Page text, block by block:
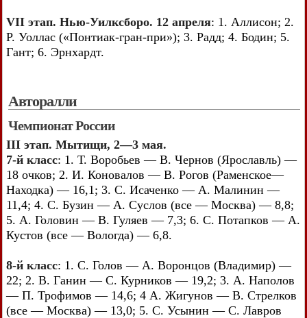
VII этап. Нью-Уилксборо. 12 апреля: 1. Аллисон; 2.
Р. Уоллас («Понтиак-гран-при»); 3. Радд; 4. Бодин; 5.
Гант; 6. Эрнхардт.
Авторалли
Чемпионат России
III этап. Мытищи, 2—3 мая.
7-й класс: 1. Т. Воробьев — В. Чернов (Ярославль) —
18 очков; 2. И. Коновалов — В. Рогов (Раменское—
Находка) — 16,1; 3. С. Исаченко — А. Малинин —
11,4; 4. С. Бузин — А. Суслов (все — Москва) — 8,8;
5. А. Головин — В. Гуляев — 7,3; 6. С. Потапков — А.
Кустов (все — Вологда) — 6,8.
8-й класс: 1. С. Голов — А. Воронцов (Владимир) —
22; 2. В. Ганин — С. Курников — 19,2; 3. А. Наполов
— П. Трофимов — 14,6; 4 А. Жигунов — В. Стрелков
(все — Москва) — 13,0; 5. С. Усынин — С. Лавров